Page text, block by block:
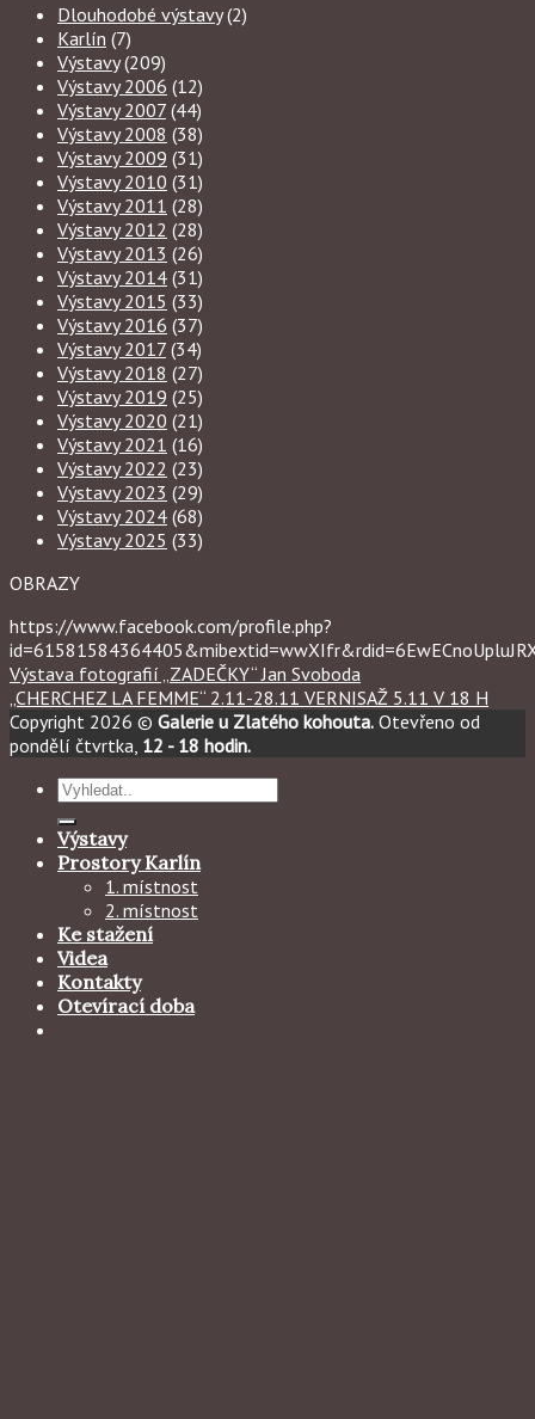
Dlouhodobé výstavy(2)
Karlín (7)
Výstavy(209)
Výstavy 2006 (12)
Výstavy 2007 (44)
Výstavy 2008 (38)
Výstavy 2009 (31)
Výstavy 2010 (31)
Výstavy 2011 (28)
Výstavy 2012 (28)
Výstavy 2013 (26)
Výstavy 2014 (31)
Výstavy 2015 (33)
Výstavy 2016 (37)
Výstavy 2017 (34)
Výstavy 2018 (27)
Výstavy 2019 (25)
Výstavy 2020 (21)
Výstavy 2021 (16)
Výstavy 2022 (23)
Výstavy 2023 (29)
Výstavy 2024 (68)
Výstavy 2025 (33)
OBRAZY
https://www.facebook.com/profile.php?
Výstava fotografií „ZADEČKY“ Jan Svoboda
„CHERCHEZ LA FEMME“ 2.11-28.11 VERNISAŽ 5.11 V 18 H
Copyright 2026 © Galerie u Zlatého kohouta. Otevřeno od
pondělí čtvrtka, 12 - 18 hodin.
Hledat:
Výstavy
Prostory Karlín
1. místnost
2. místnost
Ke stažení
Videa
Kontakty
Otevírací doba